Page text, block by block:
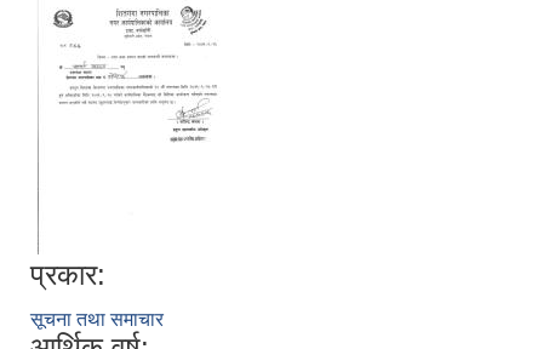
प्रकार:
सूचना तथा समाचार